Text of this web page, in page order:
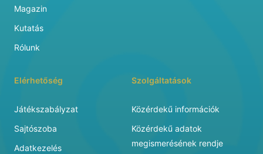
Magazin
Kutatás
Rólunk
Elérhetőség
Játékszabályzat
Sajtószoba
Adatkezelés
Szolgáltatások
Közérdekű információk
Közérdekű adatok
megismerésének rendje